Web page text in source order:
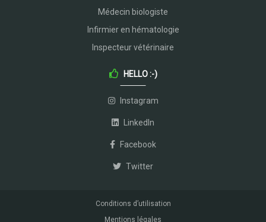
Médecin biologiste
Infirmier en hématologie
Inspecteur vétérinaire
HELLO :-)
Instagram
LinkedIn
Facebook
Twitter
Conditions d’utilisation
Mentions légales